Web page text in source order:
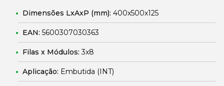
Dimensões LxAxP (mm): 400x500x125
EAN: 5600307030363
Filas x Módulos:3x8
Aplicação: Embutida (INT)